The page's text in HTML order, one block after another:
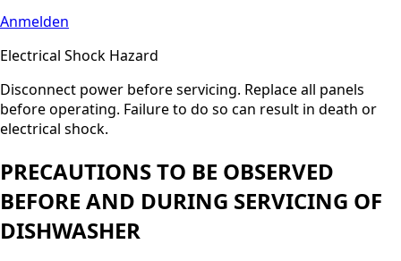
Anmelden
Electrical Shock Hazard
Disconnect power before servicing. Replace all panels
before operating. Failure to do so can result in death or
electrical shock.
PRECAUTIONS TO BE OBSERVED
BEFORE AND DURING SERVICING OF
DISHWASHER